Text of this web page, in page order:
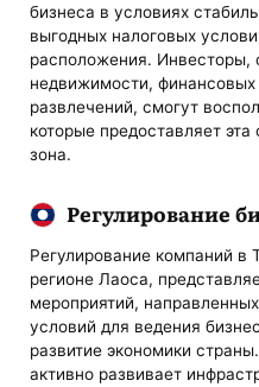
бизнеса в условиях
выгодных налоговых
расположения. Инвесторы,
недвижимости,
развлечений, смогут
которые предоставляет
зона.
Регулирование
Регулирование компаний в
регионе Лаоса,
мероприятий,
условий для ведения
развитие экономики
активно развивает